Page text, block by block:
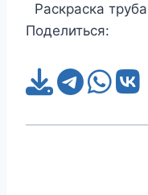
Раскраска
Поделиться: